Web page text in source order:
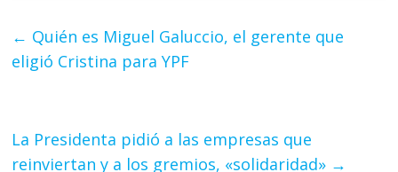
← Quién es Miguel Galuccio, el gerente que
eligió Cristina para YPF
La Presidenta pidió a las empresas que
reinviertan y a los gremios, «solidaridad» →